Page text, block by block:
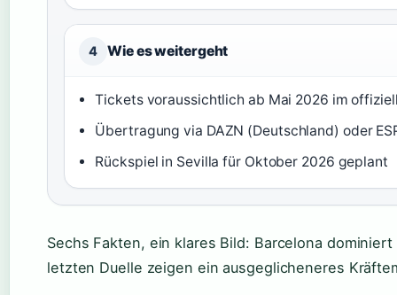
4 Wie es weitergeht
Tickets voraussichtlich ab Mai 2026 im
Übertragung via DAZN (Deutschland) oder
Rückspiel in Sevilla für Oktober 2026 geplant
Sechs Fakten, ein klares Bild: Barcelona
letzten Duelle zeigen ein ausgeglicheneres